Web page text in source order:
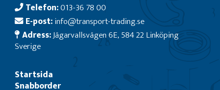
Telefon:013-36 78 00
E-post:info@transport-trading.se
Adress:Jägarvallsvägen 6E, 584 22 Linköping
Sverige
Startsida
Snabborder